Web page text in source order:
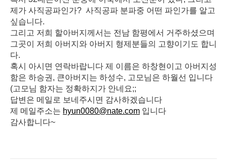
제가 사직공파인가? 사직공파 분파중 어떤 파인가를 알고
싶습니다.
그리고 저희 할아버지께서는 전남 함평에서 거주하셨으며
그곳이 저희 아버지와 아버지 형제분들의 고향이기도 합니
다.
혹시 아시면 연락바랍니다 제 이름은 하창현이고 아버지성
함은 하승권, 큰아버지는 하성수, 고모님은 하월선 입니다
(고모님 함자는 정확하지가 안네요;;
답변은 메일로 보네주시면 감사하겠습니다
제 메일주소는 hyun0080@nate.com 입니다
감사합니다~